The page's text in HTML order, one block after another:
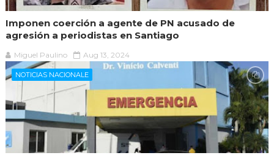
Imponen coerción a agente de PN acusado de
agresión a periodistas en Santiago
Miguel Paulino Aug 13, 2024
NOTICIAS NACIONALE